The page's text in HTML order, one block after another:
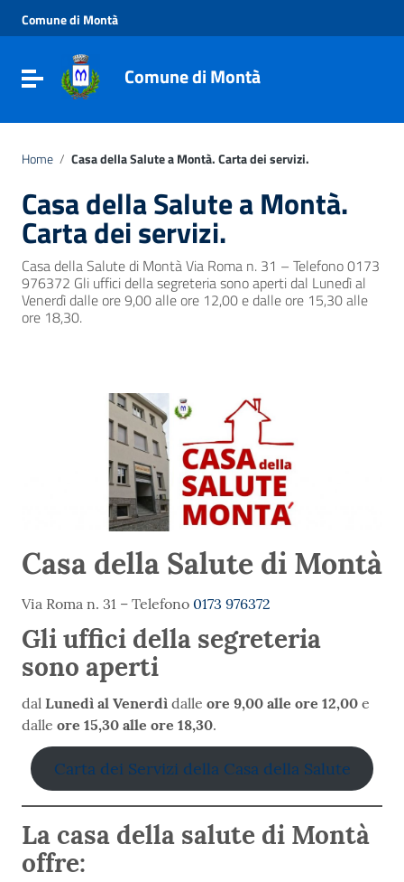
Vai al menu di navigazione
Vai al footer
Comune di Montà
Toggle navigationComune di Montà
Home / Casa della Salute a Montà. Carta dei servizi.
Casa della Salute a Montà.
Carta dei servizi.
Casa della Salute di Montà Via Roma n. 31 – Telefono 0173
976372 Gli uffici della segreteria sono aperti dal Lunedì al
Venerdì dalle ore 9,00 alle ore 12,00 e dalle ore 15,30 alle
ore 18,30.
Casa della Salute di Montà
Via Roma n. 31 – Telefono 0173 976372
Gli uffici della segreteria
sono aperti
dal Lunedì al Venerdì dalle ore 9,00 alle ore 12,00 e
dalle ore 15,30 alle ore 18,30.
Carta dei Servizi della Casa della Salute
La casa della salute di Montà
offre: